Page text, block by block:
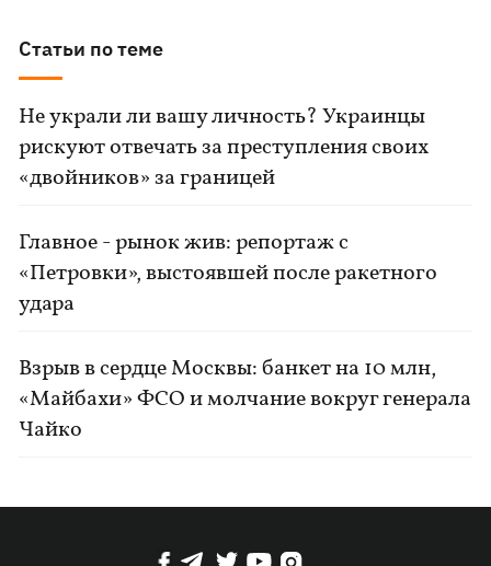
Статьи по теме
Не украли ли вашу личность? Украинцы
рискуют отвечать за преступления своих
«двойников» за границей
Главное - рынок жив: репортаж с
«Петровки», выстоявшей после ракетного
удара
Взрыв в сердце Москвы: банкет на 10 млн,
«Майбахи» ФСО и молчание вокруг генерала
Чайко